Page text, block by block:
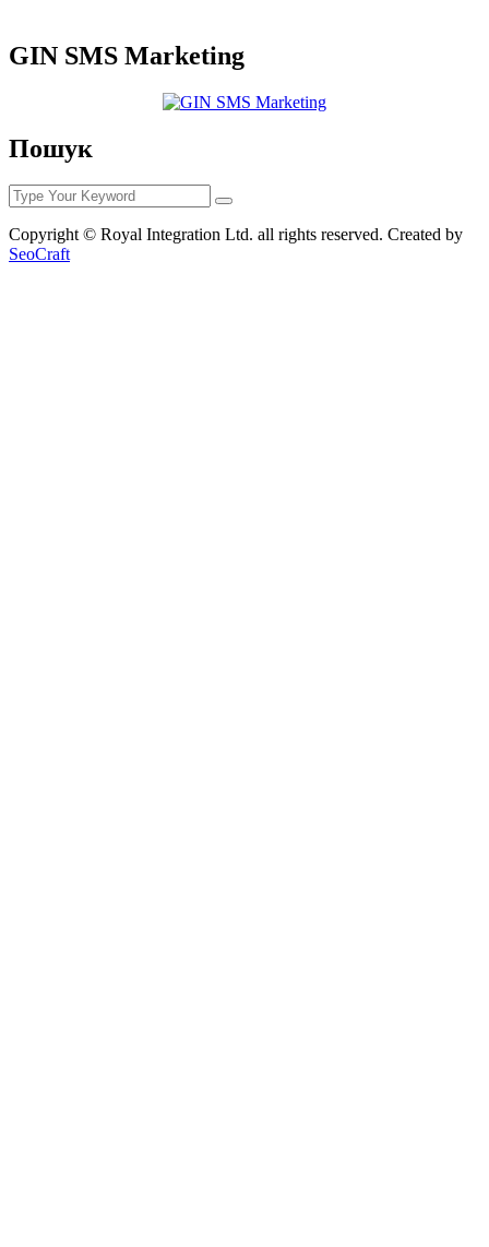
GIN SMS Marketing
Пошук
Copyright © Royal Integration Ltd. all rights reserved. Created by
SeoCraft